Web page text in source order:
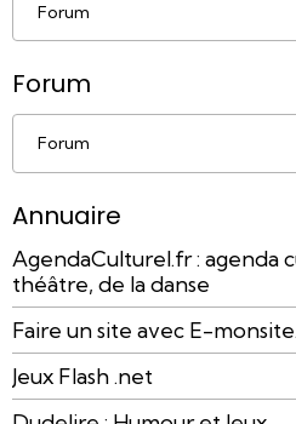
Forum
Forum
Forum
Annuaire
AgendaCulturel.fr : agenda
théâtre, de la danse
Faire un site avec E-
Jeux Flash .net